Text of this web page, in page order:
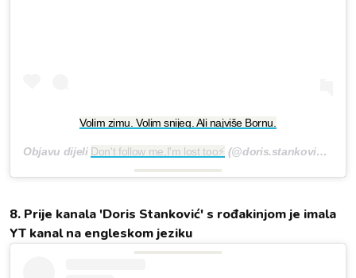
Volim zimu. Volim snijeg. Ali najviše Bornu.
Objavu dijeli Don't follow me,I'm lost too⚡ (@doris.stankovic)
8. Prije kanala 'Doris Stanković' s rođakinjom je imala
YT kanal na engleskom jeziku